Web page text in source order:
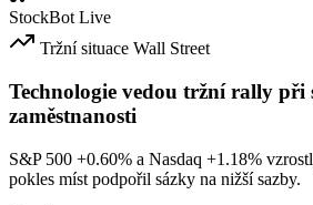
StockBot Live
Tržní situace Wall Street
Technologie vedou tržní rally při
zaměstnanosti
S&P 500 +0.60% a Nasdaq +1.18%
pokles míst podpořil sázky na nižší sazby.